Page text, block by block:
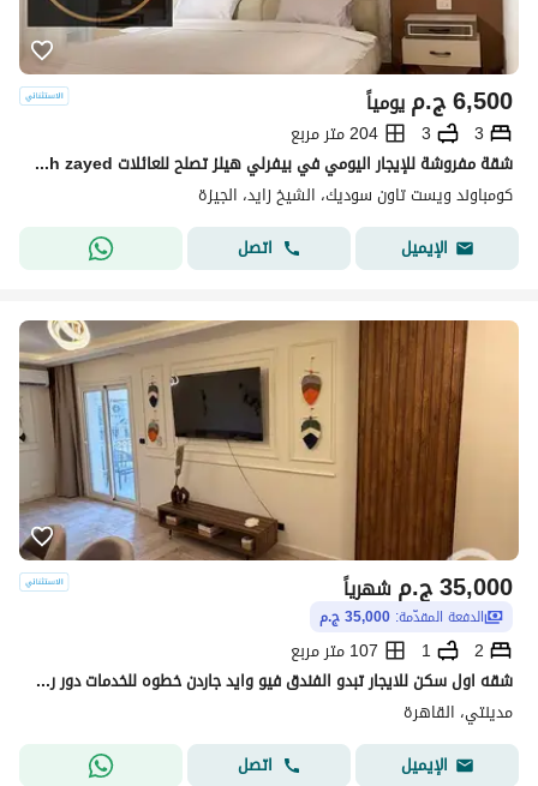
ج.م6,500 يومياً
3
3
204 متر مربع
شقة مفروشة للإيجار اليومي في بيفرلي هيلز تصلح للعائلات elshikh zayed
كومباوند ويست تاون سوديك، الشيخ زايد، الجيزة
الإيميل
اتصل
ج.م35,000 شهرياً
الدفعة المقدّمة: 35,000 ج.م
2
1
107 متر مربع
شقه اول سكن للايجار تبدو الفندق فيو وايد جاردن خطوه للخدمات دور رابع بحري تشطيب خاص خدمه نضافه طوال مده الايجار
مدينتي، القاهرة
الإيميل
اتصل